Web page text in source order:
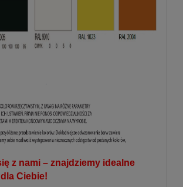
z nami – znajdziemy idealne
Ciebie!